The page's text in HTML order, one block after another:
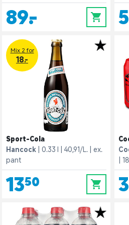
89,- 0
Mix 2 for
18.-
Sport-Cola
Hancock
0.33 l 40,91/L.
ex.
pant
13,50 0